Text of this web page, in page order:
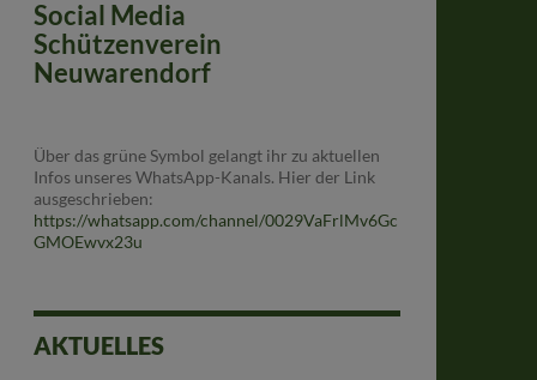
Social Media
Schützenverein
Neuwarendorf
Über das grüne Symbol gelangt ihr zu aktuellen
Infos unseres WhatsApp-Kanals. Hier der Link
ausgeschrieben:
https://whatsapp.com/channel/0029VaFrlMv6Gc
GMOEwvx23u
AKTUELLES